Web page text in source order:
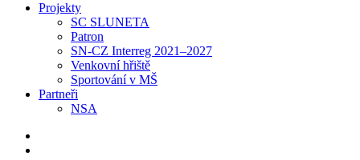
Projekty
SC SLUNETA
Patron
SN-CZ Interreg 2021–2027
Venkovní hřiště
Sportování v MŠ
Partneři
NSA